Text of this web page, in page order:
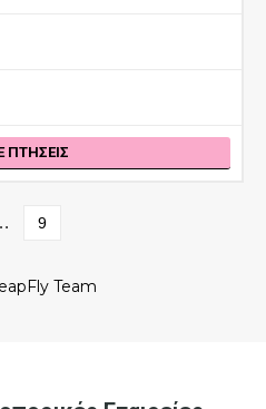
ΠΤΗΣΕΙΣ
9
Team